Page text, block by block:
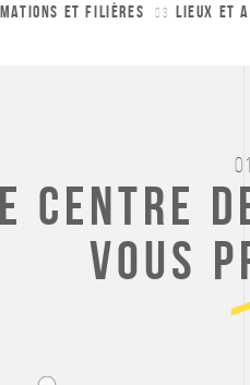
et filières 03 Lieux et
01
centre
vous